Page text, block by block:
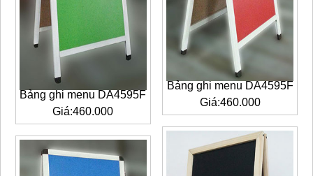
Bảng ghi menu DA4595F
Giá:460.000
Bảng ghi menu DA4595F
Giá:460.000